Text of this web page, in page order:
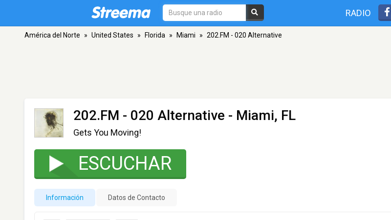
RADIO
América del Norte » United States » Florida » Miami » 202.FM - 020 Alternative
202.FM - 020 Alternative - Miami, FL
Gets You Moving!
ESCUCHAR
Información Datos de Contacto